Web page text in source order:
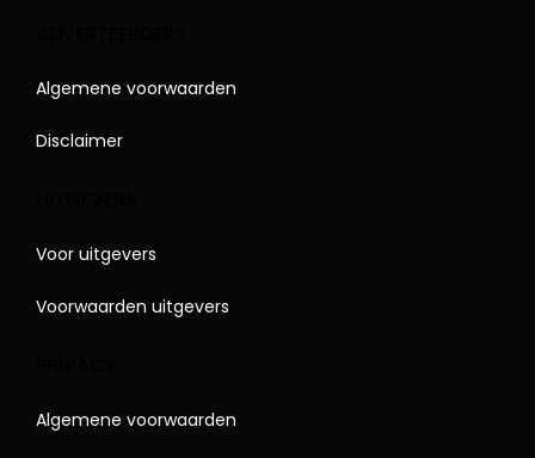
Algemene voorwaarden
Disclaimer
Voor uitgevers
Voorwaarden uitgevers
Algemene voorwaarden